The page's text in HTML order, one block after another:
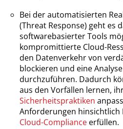
Bei der automatisierten
(Threat Response) geht es
softwarebasierter Tools
kompromittierte Cloud-
den Datenverkehr von
blockieren und eine
durchzuführen. Dadurch
aus den Vorfällen lernen,
Sicherheitspraktiken
Anforderungen hinsichtlich
Cloud-Compliance erfüllen.